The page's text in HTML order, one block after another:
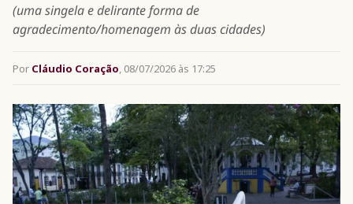
(uma singela e delirante forma de
agradecimento/homenagem às duas cidades)
Por Cláudio Coração, 08/07/2026 às 17:25